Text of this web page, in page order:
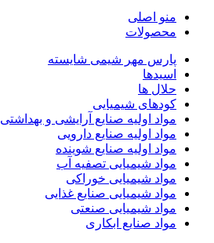
منو اصلی
محصولات
پارس مهر شیمی شایسته
اسیدها
حلال ها
کودهای شیمیایی
مواد اولیه صنایع آرایشی و بهداشتی
مواد اولیه صنایع دارویی
مواد اولیه صنایع شوینده
مواد شیمیایی تصفیه آب
مواد شیمیایی خوراکی
مواد شیمیایی صنایع غذایی
مواد شیمیایی صنعتی
مواد صنایع ابکاری